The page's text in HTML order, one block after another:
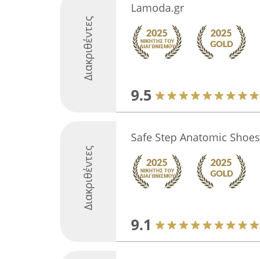
Διακριθέντες
Lamoda.gr
9.5
Διακριθέντες
Safe Step Anatomic Shoes
9.1